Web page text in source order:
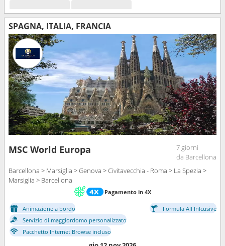
SPAGNA, ITALIA, FRANCIA
MSC World Europa
7 giorni
da Barcellona
Barcellona > Marsiglia > Genova > Civitavecchia - Roma > La Spezia >
Marsiglia > Barcellona
Pagamento in 4X
Animazione a bordo
Formula All Inlcusive
Servizio di maggiordomo personalizzato
Pacchetto Internet Browse incluso